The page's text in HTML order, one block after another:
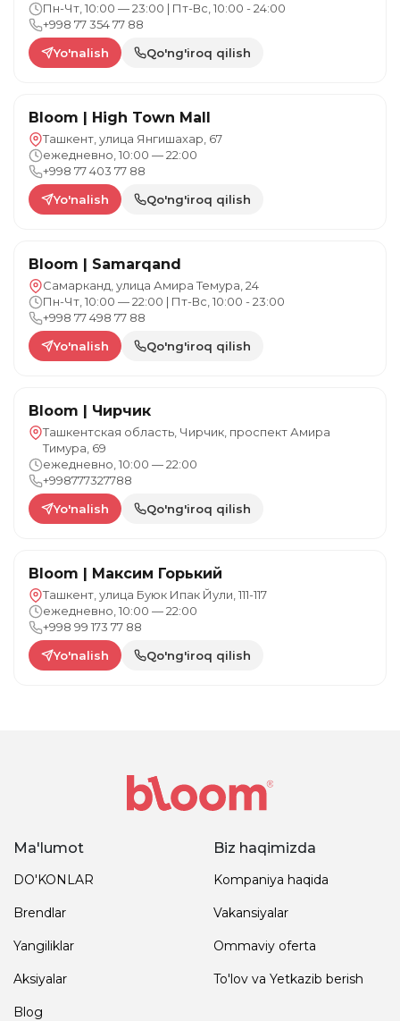
Пн-Чт, 10:00 — 23:00 | Пт-Вс, 10:00 - 24:00
+998 77 354 77 88
Yo'nalish
Qo'ng'iroq qilish
Bloom | High Town Mall
Ташкент, улица Янгишахар, 67
ежедневно, 10:00 — 22:00
+998 77 403 77 88
Yo'nalish
Qo'ng'iroq qilish
Bloom | Samarqand
Самарканд, улица Амира Темура, 24
Пн-Чт, 10:00 — 22:00 | Пт-Вс, 10:00 - 23:00
+998 77 498 77 88
Yo'nalish
Qo'ng'iroq qilish
Bloom | Чирчик
Ташкентская область, Чирчик, проспект Амира
Тимура, 69
ежедневно, 10:00 — 22:00
+998777327788
Yo'nalish
Qo'ng'iroq qilish
Bloom | Максим Горький
Ташкент, улица Буюк Ипак Йули, 111-117
ежедневно, 10:00 — 22:00
+998 99 173 77 88
Yo'nalish
Qo'ng'iroq qilish
Ma'lumot
DO'KONLAR
Brendlar
Yangiliklar
Aksiyalar
Blog
Biz haqimizda
Kompaniya haqida
Vakansiyalar
Ommaviy oferta
To'lov va Yetkazib berish